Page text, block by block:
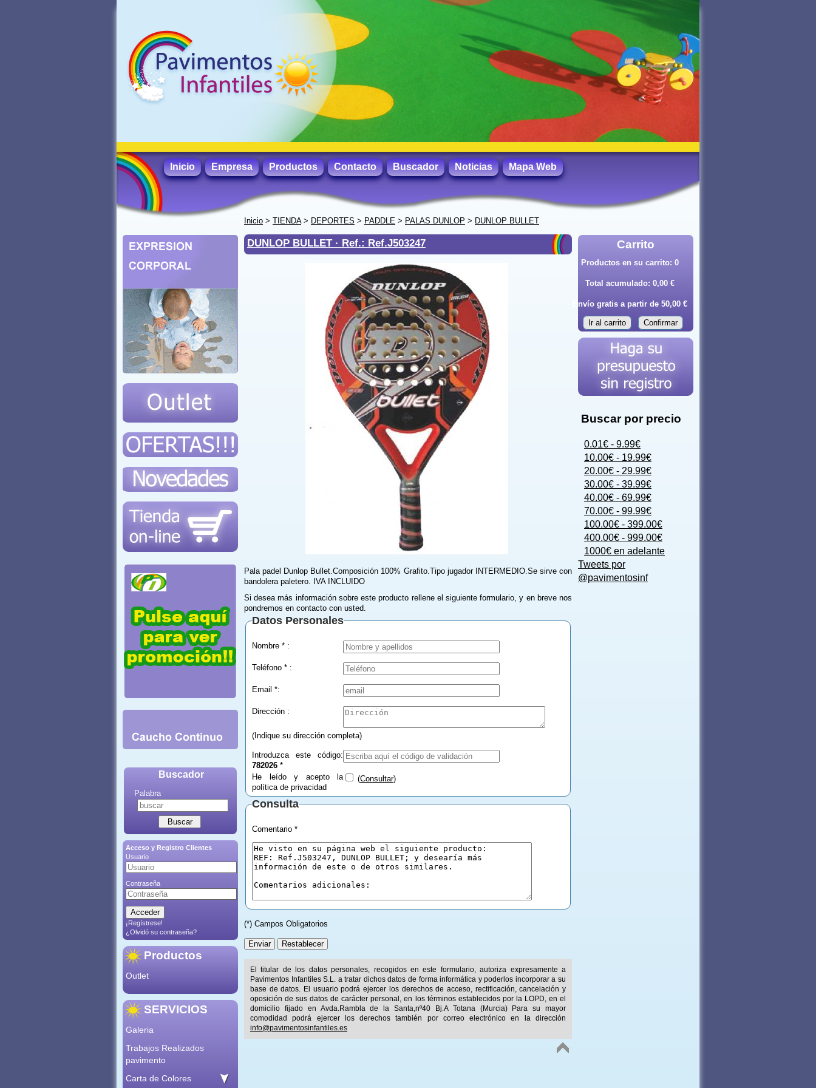
Inicio Empresa Productos Contacto Buscador Noticias Mapa Web
Buscador
Palabra
Acceso y Registro Clientes
Usuario
Contraseña
¡Regístrese!
¿Olvidó su contraseña?
Productos
Outlet
SERVICIOS
Galeria
Trabajos Realizados
pavimento
Carta de Colores
Inicio > TIENDA> DEPORTES > PADDLE > PALAS DUNLOP > DUNLOP BULLET
DUNLOP BULLET · Ref.: Ref.J503247
Pala padel Dunlop Bullet.Composición 100% Grafito.Tipo jugador INTERMEDIO.Se sirve con
bandolera paletero. IVA INCLUIDO
Si desea más información sobre este producto rellene el siguiente formulario, y en breve nos
pondremos en contacto con usted.
Datos Personales
Nombre * :
Teléfono * :
Email *:
Dirección :
(Indique su dirección completa)
Introduzca este código:
782026 *
He leído y acepto la
política de privacidad
(Consultar)
Consulta
Comentario *
(*) Campos Obligatorios
El titular de los datos personales, recogidos en este formulario, autoriza expresamente a
Pavimentos Infantiles S.L. a tratar dichos datos de forma informática y poderlos incorporar a su
base de datos. El usuario podrá ejercer los derechos de acceso, rectificación, cancelación y
oposición de sus datos de carácter personal, en los términos establecidos por la LOPD, en el
domicilio fijado en Avda.Rambla de la Santa,nº40 Bj.A Totana (Murcia) Para su mayor
comodidad podrá ejercer los derechos también por correo electrónico en la dirección
info@pavimentosinfantiles.es
Carrito
Productos en su carrito: 0
Total acumulado: 0,00 €
Envío gratis a partir de 50,00 €
Ir al carrito Confirmar
Buscar por precio
0.01€ - 9.99€
10.00€ - 19.99€
20.00€ - 29.99€
30.00€ - 39.99€
40.00€ - 69.99€
70.00€ - 99.99€
100.00€ - 399.00€
400.00€ - 999.00€
1000€ en adelante
Tweets por
@pavimentosinf